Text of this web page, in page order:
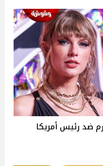
ضد رئيس أمريكا